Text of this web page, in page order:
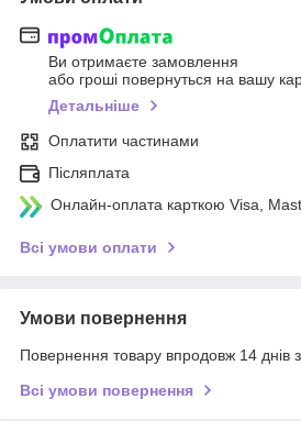
Ви отримаєте замовлення
або гроші повернуться на вашу
Детальніше
Оплатити частинами
Післяплата
Онлайн-оплата карткою Visa,
Всі умови оплати
Умови повернення
Повернення товару впродовж 14 днів
Всі умови повернення